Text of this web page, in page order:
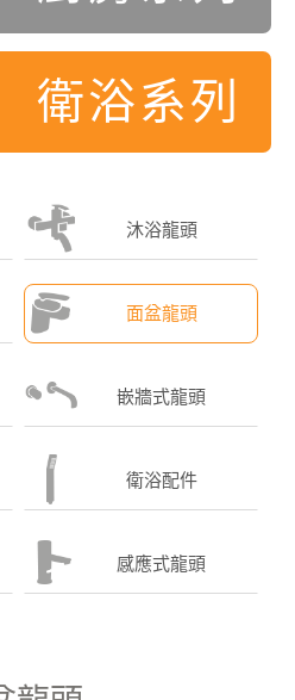
衛浴系列
沐浴龍頭
面盆龍頭
嵌牆式龍頭
衛浴配件
感應式龍頭